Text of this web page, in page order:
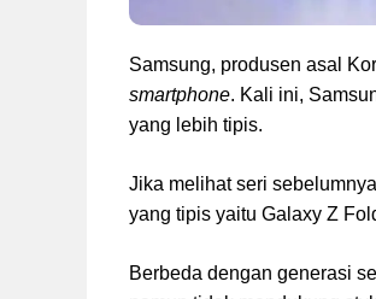
Samsung, produsen asal
smartphone. Kali ini,
yang lebih tipis.
Jika melihat seri
yang tipis yaitu Galaxy Z
Berbeda dengan generasi